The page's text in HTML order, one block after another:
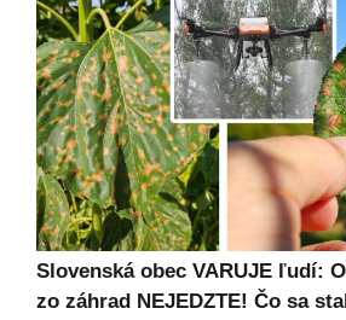
Slovenská obec VARUJE ľudí:
zo záhrad NEJEDZTE! Čo sa